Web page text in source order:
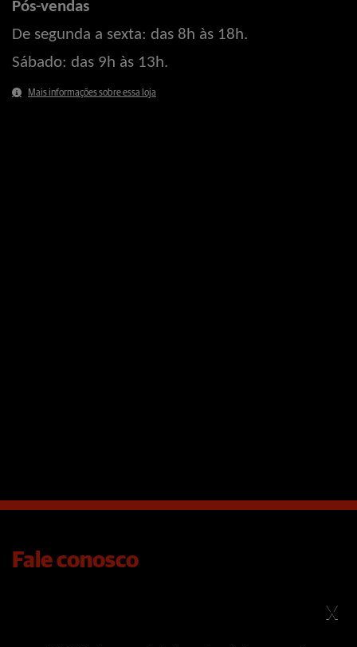
Pós-vendas
De segunda a sexta: das 8h às 18h.
Sábado: das 9h às 13h.
Mais informações sobre essa loja
Fale conosco
formulário abaixo que entraremos em contato rapidamente.X